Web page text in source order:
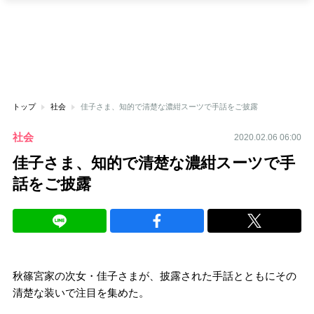
トップ 社会 佳子さま、知的で清楚な濃紺スーツで手話をご披露
社会 2020.02.06 06:00
佳子さま、知的で清楚な濃紺スーツで手
話をご披露
秋篠宮家の次女・佳子さまが、披露された手話とともにその
清楚な装いで注目を集めた。